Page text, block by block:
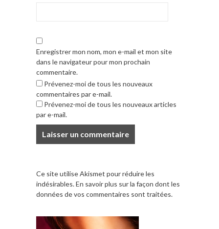
Enregistrer mon nom, mon e-mail et mon site
dans le navigateur pour mon prochain
commentaire.
Prévenez-moi de tous les nouveaux
commentaires par e-mail.
Prévenez-moi de tous les nouveaux articles
par e-mail.
Ce site utilise Akismet pour réduire les
indésirables.En savoir plus sur la façon dont les
données de vos commentaires sont traitées.